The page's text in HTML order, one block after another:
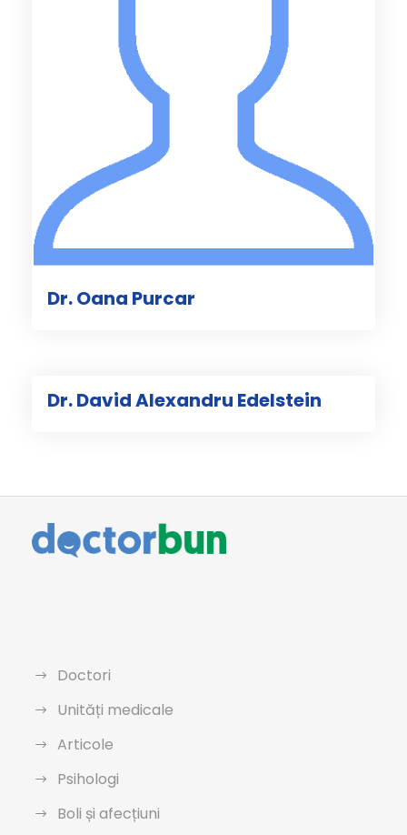
Dr. Oana Purcar
Dr. David Alexandru Edelstein
Doctori
Unități medicale
Articole
Psihologi
Boli și afecțiuni